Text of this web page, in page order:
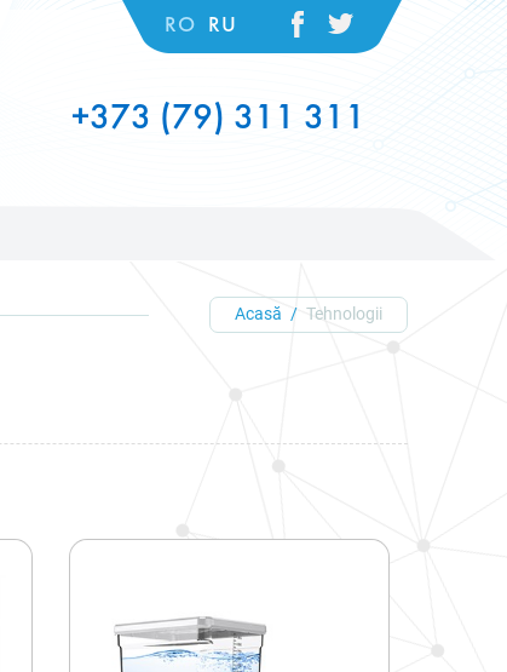
RO RU
+373 (79) 311 311
Acasă Tehnologii